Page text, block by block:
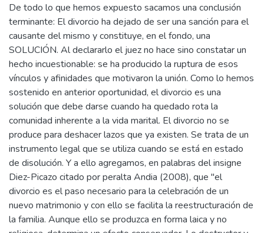
De todo lo que hemos expuesto sacamos una conclusión
terminante: El divorcio ha dejado de ser una sanción para el
causante del mismo y constituye, en el fondo, una
SOLUCIÓN. Al declararlo el juez no hace sino constatar un
hecho incuestionable: se ha producido la ruptura de esos
vínculos y afinidades que motivaron la unión. Como lo hemos
sostenido en anterior oportunidad, el divorcio es una
solución que debe darse cuando ha quedado rota la
comunidad inherente a la vida marital. El divorcio no se
produce para deshacer lazos que ya existen. Se trata de un
instrumento legal que se utiliza cuando se está en estado
de disolución. Y a ello agregamos, en palabras del insigne
Diez-Picazo citado por peralta Andia (2008), que "el
divorcio es el paso necesario para la celebración de un
nuevo matrimonio y con ello se facilita la reestructuración de
la familia. Aunque ello se produzca en forma laica y no